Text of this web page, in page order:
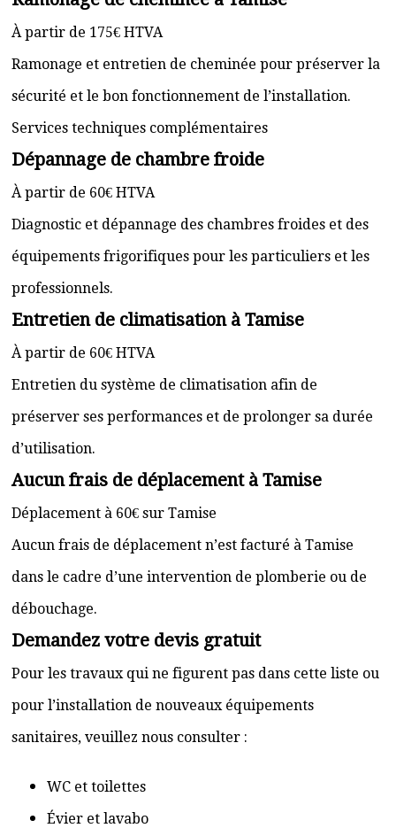
À partir de 175€ HTVA
Ramonage et entretien de cheminée pour préserver la
sécurité et le bon fonctionnement de l’installation.
Services techniques complémentaires
Dépannage de chambre froide
À partir de 60€ HTVA
Diagnostic et dépannage des chambres froides et des
équipements frigorifiques pour les particuliers et les
professionnels.
Entretien de climatisation à Tamise
À partir de 60€ HTVA
Entretien du système de climatisation afin de
préserver ses performances et de prolonger sa durée
d’utilisation.
Aucun frais de déplacement à Tamise
Déplacement à 60€ sur Tamise
Aucun frais de déplacement n’est facturé à Tamise
dans le cadre d’une intervention de plomberie ou de
débouchage.
Demandez votre devis gratuit
Pour les travaux qui ne figurent pas dans cette liste ou
pour l’installation de nouveaux équipements
sanitaires, veuillez nous consulter :
WC et toilettes
Évier et lavabo